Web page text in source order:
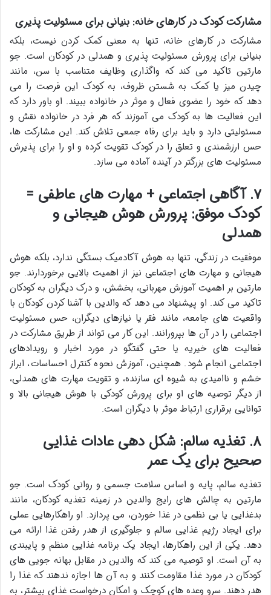
مشارکت کودک در کارهای خانه: بنیانی برای مسئولیت پذیری
مشارکت در کارهای خانه، تنها به معنی کمک کردن نیست، بلکه
بنیانی برای پرورش مسئولیت پذیری و همدلی در کودکان است. جو
مارتین تاکید می کند که واگذاری وظایف متناسب با سن، مانند
چیدن میز یا کمک به شستن ظروف، به کودک این فرصت را می
دهد که خود را عضوی فعال و موثر در خانواده ببیند. او باور دارد که
این فعالیت ها به کودک می آموزند که هر فرد در خانواده نقش و
مسئولیتی دارد و باید برای رفاه جمعی تلاش کند. این مشارکت ها،
حس ارزشمندی و تعلق را در کودک تقویت کرده و او را برای پذیرش
مسئولیت های بزرگتر در آینده آماده می سازد.
۷. آگاهی اجتماعی + مهارت های عاطفی =
کودک موفق: پرورش هوش هیجانی و
همدلی
موفقیت در زندگی، تنها به هوش آکادمیک بستگی ندارد، بلکه هوش
هیجانی و مهارت های اجتماعی نیز از اهمیت بالایی برخوردارند. جو
مارتین بر اهمیت آموزش مهربانی، بخشش، و درک دیگران به کودکان
تاکید می کند. او پیشنهاد می دهد که والدین با آشنا کردن کودکان با
واقعیت های جامعه، مانند فقر یا نیازهای دیگران، حس مسئولیت
اجتماعی را در آن ها بپرورانند. این کار می تواند از طریق مشارکت در
فعالیت های خیریه یا حتی گفتگو در مورد اخبار و رویدادهای
اجتماعی انجام شود. همچنین، آموزش نحوه کنترل احساسات، ابراز
خشم و ناامیدی به شیوه ای سازنده، و تقویت مهارت های همدلی،
از دیگر توصیه های او برای پرورش کودکی با هوش هیجانی بالا و
توانایی برقراری ارتباط موثر با دیگران است.
۸. تغذیه سالم: شکل دهی عادات غذایی
صحیح برای یک عمر
تغذیه سالم، پایه و اساس سلامت جسمی و روانی کودک است. جو
مارتین به چالش های رایج والدین در زمینه تغذیه کودکان، مانند
بدغذایی یا بی نظمی در غذا خوردن، می پردازد. او راهکارهایی عملی
برای ایجاد رژیم غذایی سالم و جلوگیری از هدر رفتن غذا ارائه می
دهد. یکی از این راهکارها، ایجاد یک برنامه غذایی منظم و پایبندی
به آن است. او توصیه می کند که والدین در مقابل بهانه جویی های
کودکان در مورد غذا مقاومت کنند و به آن ها اجازه ندهند که غذا را
هدر دهند. سرو وعده های کوچک و امکان درخواست غذای بیشتر، به